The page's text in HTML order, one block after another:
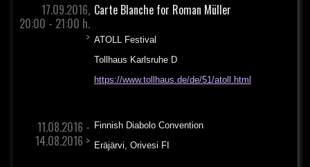
17.09.2016,
20:00 - 21:00 h.
>
Carte Blanche for Roman Müller
ATOLL Festival
Tollhaus Karlsruhe D
https://www.tollhaus.de/de/51/atoll.html
11.08.2016 -
14.08.2016 >
Finnish Diabolo Convention
Eräjärvi, Orivesi FI